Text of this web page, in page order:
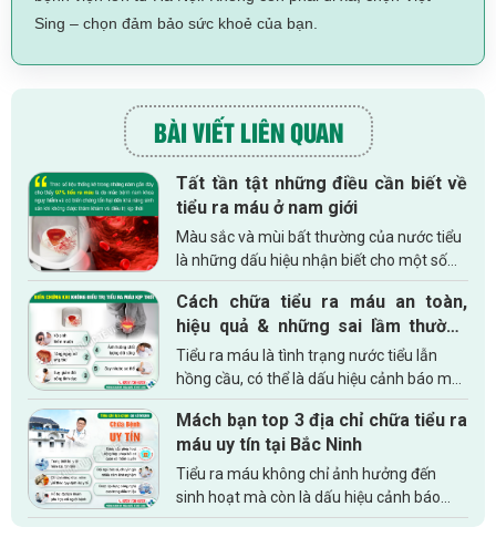
Sing – chọn đảm bảo sức khoẻ của bạn.
BÀI VIẾT LIÊN QUAN
Tất tần tật những điều cần biết về
tiểu ra máu ở nam giới
Màu sắc và mùi bất thường của nước tiểu
là những dấu hiệu nhận biết cho một số
bệnh lý và rối loạn ở cả nam và nữ mà bạn
không nên bỏ qua, đặc biệt đó là tình
trạng...
Cách chữa tiểu ra máu an toàn,
hiệu quả & những sai lầm thường
gặp phải
Tiểu ra máu là tình trạng nước tiểu lẫn
hồng cầu, có thể là dấu hiệu cảnh báo một
số bệnh lý nguy hiểm. Việc điều trị bệnh đòi
hỏi cần phải xác định chính xác nguyên
nhân cốt lõi,...
Mách bạn top 3 địa chỉ chữa tiểu ra
máu uy tín tại Bắc Ninh
Tiểu ra máu không chỉ ảnh hưởng đến
sinh hoạt mà còn là dấu hiệu cảnh báo
nhiều bệnh lý nguy hiểm. Do đó, khi phát